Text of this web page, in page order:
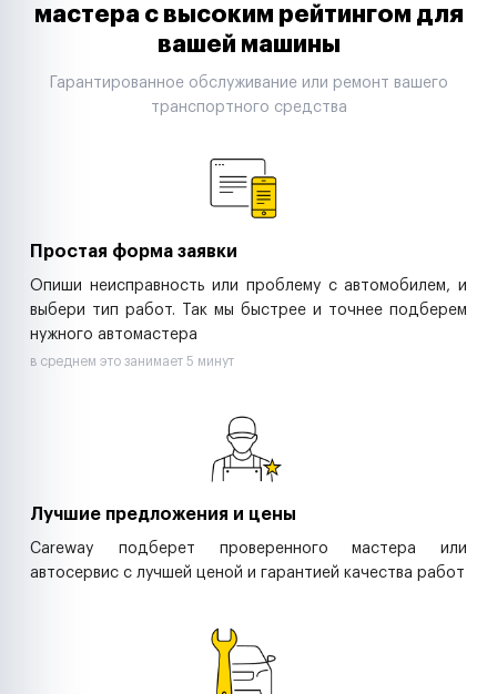
Автодилеры
Строительные компании
Аренда спецтехники
мастера с высоким рейтингом для
вашей машины
Гарантированное обслуживание или ремонт вашего
транспортного средства
Простая форма заявки
Опиши неисправность или проблему с автомобилем, и
выбери тип работ. Так мы быстрее и точнее подберем
нужного автомастера
в среднем это занимает 5 минут
Лучшие предложения и цены
Careway подберет проверенного мастера или
автосервис с лучшей ценой и гарантией качества работ